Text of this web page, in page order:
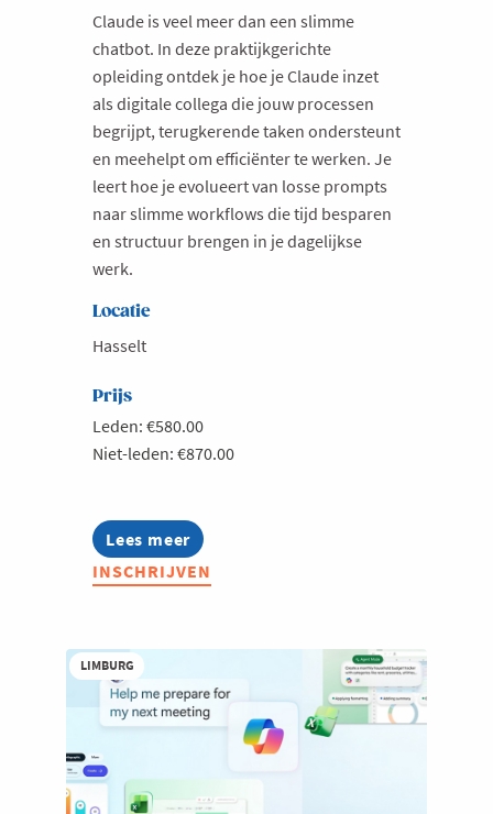
Claude is veel meer dan een slimme
chatbot. In deze praktijkgerichte
opleiding ontdek je hoe je Claude inzet
als digitale collega die jouw processen
begrijpt, terugkerende taken ondersteunt
en meehelpt om efficiënter te werken. Je
leert hoe je evolueert van losse prompts
naar slimme workflows die tijd besparen
en structuur brengen in je dagelijkse
werk.
Locatie
Hasselt
Prijs
Leden: €580.00
Niet-leden: €870.00
Lees meer
about
Slim
werken
digitale
collega
INSCHRIJVEN
LIMBURG
Milieu
Mobiliteit
Netwerking
Onderwijs
Opvolging en Overname
Persoonlijke vaardigheden
Regeringsvorming
Starten
Strategie
Welzijn en gezondheidszorg